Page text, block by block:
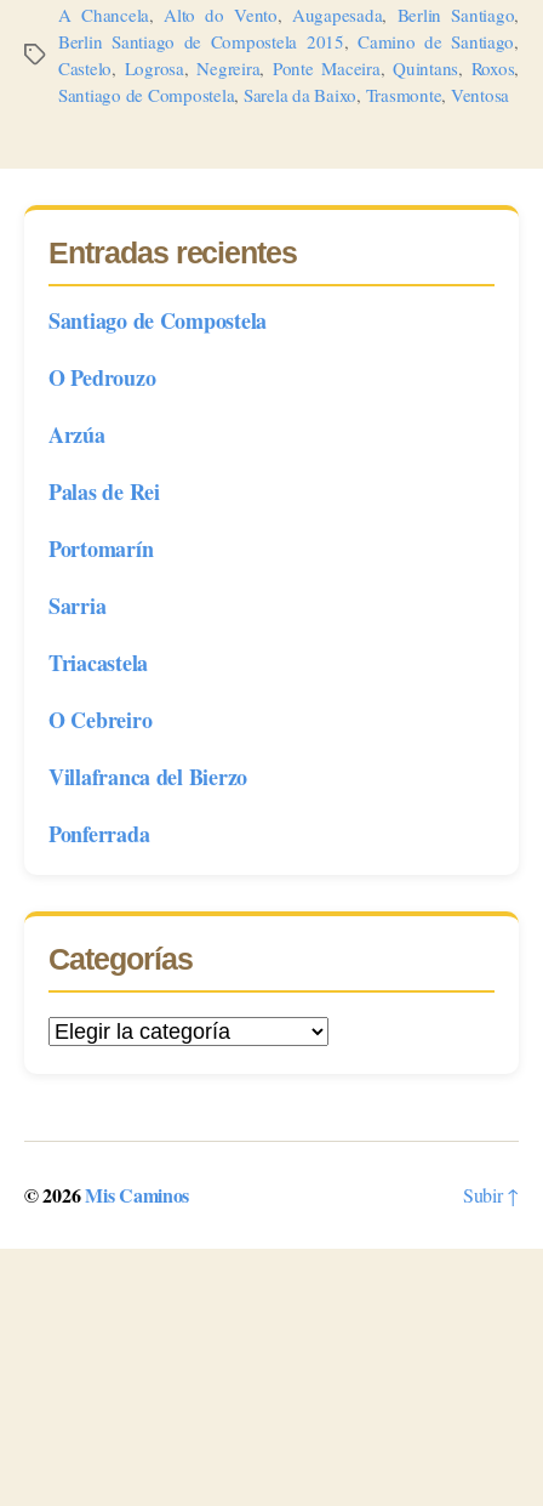
Etiquetas
A Chancela, Alto do Vento, Augapesada, Berlin Santiago,
Berlin Santiago de Compostela 2015,Camino de Santiago,
Castelo, Logrosa,Negreira, Ponte Maceira,Quintans, Roxos,
Santiago de Compostela, Sarela da Baixo, Trasmonte, Ventosa
Entradas recientes
Santiago de Compostela
O Pedrouzo
Arzúa
Palas de Rei
Portomarín
Sarria
Triacastela
O Cebreiro
Villafranca del Bierzo
Ponferrada
Categorías
Categorías
© 2026Mis Caminos Subir↑